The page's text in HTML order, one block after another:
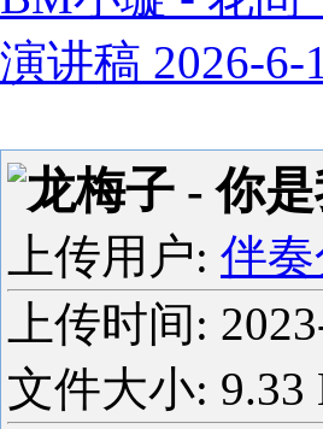
演讲稿 2026-6-
龙梅子 - 你
上传用户: 伴
上传时间:
文件大小: 9.33